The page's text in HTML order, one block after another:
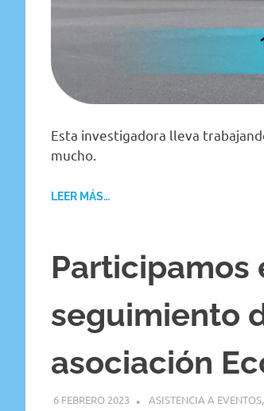
Esta investigadora lleva
mucho.
LEER MÁS…
Participamos
seguimiento
asociación
6 FEBRERO 2023 GEMOSCLERA
ASISTENCIA A EVENTOS,